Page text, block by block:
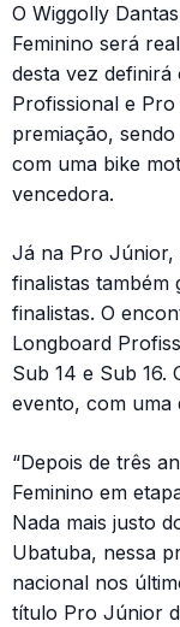
O Wiggolly
Feminino será
desta vez definirá
Profissional e
premiação,
com uma bike
vencedora.
Já na Pro Júnior,
finalistas também
finalistas. O
Longboard
Sub 14 e Sub 16.
evento, com uma
“Depois de três
Feminino em
Nada mais justo
Ubatuba, nessa
nacional nos
título Pro Júnior